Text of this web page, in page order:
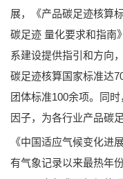
展，《产品碳足迹核算
碳足迹 量化要求和指南
系建设提供指引和方向
碳足迹核算国家标准达
团体标准100余项。同
因子，为各行业产品碳
《中国适应气候变化进
有气象记录以来最热年